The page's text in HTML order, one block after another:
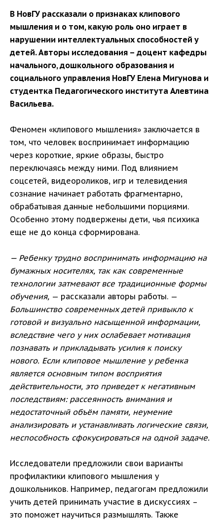
В НовГУ рассказали о признаках клипового
мышления и о том, какую роль оно играет в
нарушении интеллектуальных способностей у
детей. Авторы исследования – доцент кафедры
начального, дошкольного образования и
социального управления НовГУ Елена Мигунова и
студентка Педагогического института Алевтина
Васильева.
Феномен «клипового мышления» заключается в
том, что человек воспринимает информацию
через короткие, яркие образы, быстро
переключаясь между ними. Под влиянием
соцсетей, видеороликов, игр и телевидения
сознание начинает работать фрагментарно,
обрабатывая данные небольшими порциями.
Особенно этому подвержены дети, чья психика
еще не до конца сформирована.
— Ребенку трудно воспринимать информацию на
бумажных носителях, так как современные
технологии затмевают все традиционные формы
обучения, — рассказали авторы работы. —
Большинство современных детей привыкло к
готовой и визуально насыщенной информации,
вследствие чего у них ослабевает мотивация
познавать и прикладывать усилия к поиску
нового. Если клиповое мышление у ребенка
является основным типом восприятия
действительности, это приведет к негативным
последствиям: рассеянность внимания и
недостаточный объём памяти, неумение
анализировать и устанавливать логические связи,
неспособность сфокусироваться на одной задаче.
Исследователи предложили свои варианты
профилактики клипового мышления у
дошкольников. Например, педагогам предложили
учить детей принимать участие в дискуссиях –
это поможет научиться размышлять. Также